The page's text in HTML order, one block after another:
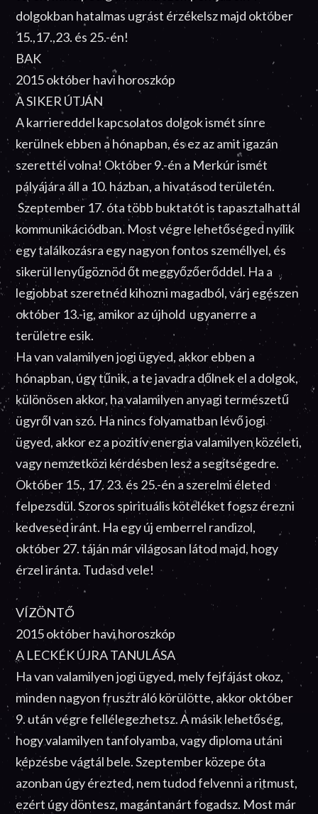
dolgokban hatalmas ugrást érzékelsz majd október
15.,17.,23. és 25.-én!
BAK
2015 október havi horoszkóp
A SIKER ÚTJÁN
A karriereddel kapcsolatos dolgok ismét sínre
kerülnek ebben a hónapban, és ez az amit igazán
szerettél volna! Október 9.-én a Merkúr ismét
pályájára áll a 10. házban, a hivatásod területén.
Szeptember 17. óta több buktatót is tapasztalhattál
kommunikációdban. Most végre lehetőséged nyílik
egy találkozásra egy nagyon fontos személlyel, és
sikerül lenyűgöznöd őt meggyőzőerőddel. Ha a
legjobbat szeretnéd kihozni magadból, várj egészen
október 13.-ig, amikor az újhold ugyanerre a
területre esik.
Ha van valamilyen jogi ügyed, akkor ebben a
hónapban, úgy tűnik, a te javadra dőlnek el a dolgok,
különösen akkor, ha valamilyen anyagi természetű
ügyről van szó. Ha nincs folyamatban lévő jogi
ügyed, akkor ez a pozitív energia valamilyen közéleti,
vagy nemzetközi kérdésben lesz a segítségedre.
Október 15., 17. 23. és 25.-én a szerelmi életed
felpezsdül. Szoros spirituális köteléket fogsz érezni
kedvesed iránt. Ha egy új emberrel randizol,
október 27. táján már világosan látod majd, hogy
érzel iránta. Tudasd vele!
VÍZÖNTŐ
2015 október havi horoszkóp
A LECKÉK ÚJRA TANULÁSA
Ha van valamilyen jogi ügyed, mely fejfájást okoz,
minden nagyon frusztráló körülötte, akkor október
9. után végre fellélegezhetsz. A másik lehetőség,
hogy valamilyen tanfolyamba, vagy diploma utáni
képzésbe vágtál bele. Szeptember közepe óta
azonban úgy érezted, nem tudod felvenni a ritmust,
ezért úgy döntesz, magántanárt fogadsz. Most már